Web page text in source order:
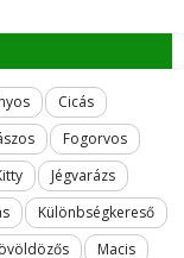
Cicás
Fogorvos
Jégvarázs
Különbségkereső
Macis